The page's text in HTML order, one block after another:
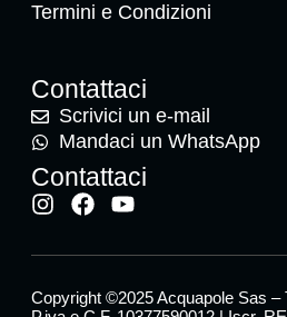
Termini e Condizioni
Contattaci
Scrivici un e-mail
Mandaci un WhatsApp
Contattaci
Copyright ©2025 Acquapole Sas –